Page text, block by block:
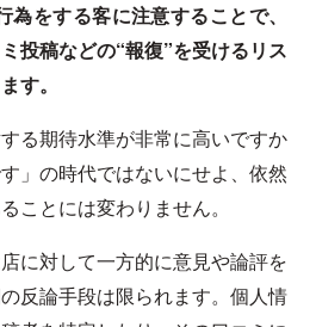
をする客に注意することで、
投稿などの“報復”を受けるリス
す。
る期待水準が非常に高いですか
」の時代ではないにせよ、依然
ことには変わりません。
に対して一方的に意見や論評を
反論手段は限られます。個人情